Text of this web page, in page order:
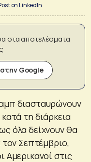
on LinkedIn
στα αποτελέσματα
Google
διασταυρώνουν
τη διάρκεια
όλα δείχνουν θα
τον Σεπτέμβριο,
Αμερικανοί στις